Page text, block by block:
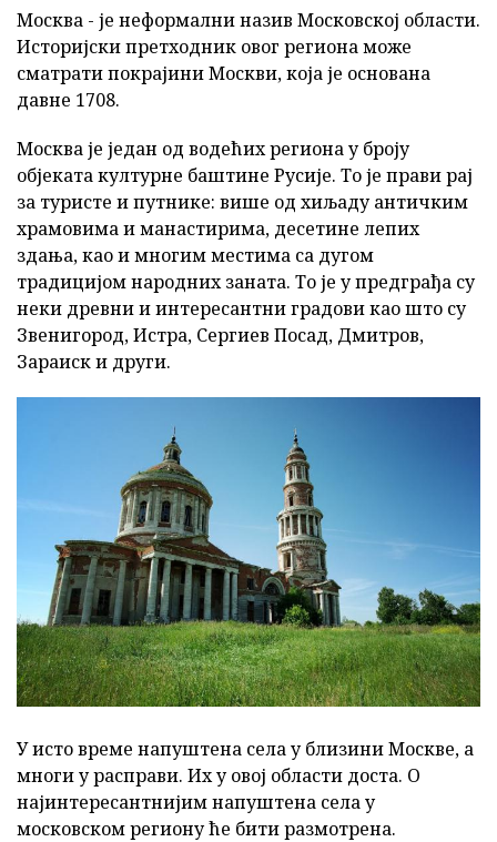
Москва - је неформални назив Московској области.
Историјски претходник овог региона може
сматрати покрајини Москви, која је основана
давне 1708.
Москва је један од водећих региона у броју
објеката културне баштине Русије. То је прави рај
за туристе и путнике: више од хиљаду античким
храмовима и манастирима, десетине лепих
здања, као и многим местима са дугом
традицијом народних заната. То је у предграђа су
неки древни и интересантни градови као што су
Звенигород, Истра, Сергиев Посад, Дмитров,
Зараиск и други.
У исто време напуштена села у близини Москве, а
многи у расправи. Их у овој области доста. О
најинтересантнијим напуштена села у
московском региону ће бити размотрена.